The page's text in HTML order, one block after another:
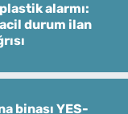
alarmı:
durum ilan
binası YES-